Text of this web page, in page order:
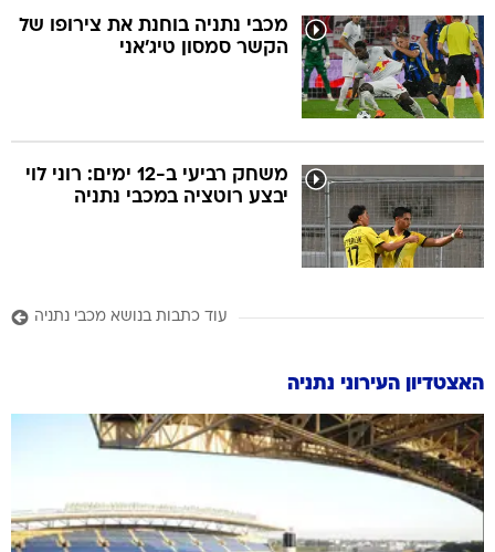
מכבי נתניה בוחנת את צירופו של
הקשר סמסון טיג'אני
משחק רביעי ב-12 ימים: רוני לוי
יבצע רוטציה במכבי נתניה
עוד כתבות בנושא מכבי נתניה
האצטדיון העירוני נתניה